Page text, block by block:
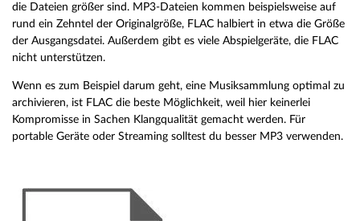
die Dateien größer sind. MP3-Dateien kommen beispielsweise auf
rund ein Zehntel der Originalgröße, FLAC halbiert in etwa die Größe
der Ausgangsdatei. Außerdem gibt es viele Abspielgeräte, die FLAC
nicht unterstützen.
Wenn es zum Beispiel darum geht, eine Musiksammlung optimal zu
archivieren, ist FLAC die beste Möglichkeit, weil hier keinerlei
Kompromisse in Sachen Klangqualität gemacht werden. Für
portable Geräte oder Streaming solltest du besser MP3 verwenden.